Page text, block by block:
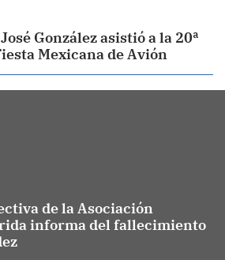
González asistió a la 20ª
Mexicana de Avión
de la Asociación
informa del fallecimiento